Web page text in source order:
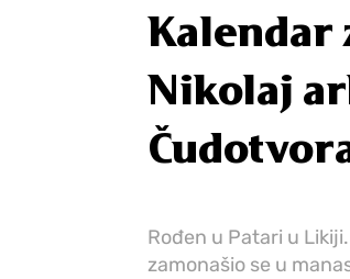
Kalendar
Nikolaj
Rođen u Patari u
zamonašio se u